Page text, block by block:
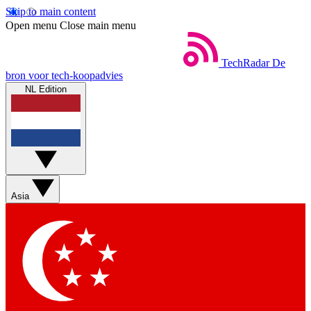
Skip to main content
Open menu Close main menu
TechRadar De
bron voor tech-koopadvies
NL Edition
Asia